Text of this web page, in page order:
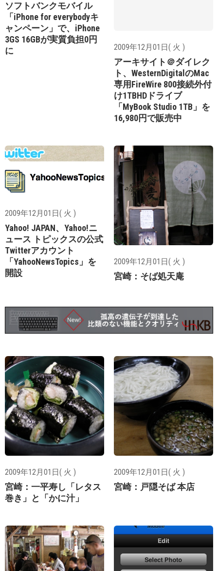
ソフトバンクモバイル
「iPhone for everybodyキ
ャンペーン」で、iPhone
3GS 16GBが実質負担0円
に
2009年12月01日( 火 )
アーキサイト＠ダイレク
ト、WesternDigitalのMac
専用FireWire 800接続外付
け1TBHDドライブ
「MyBook Studio 1TB」を
16,980円で販売中
2009年12月01日( 火 )
Yahoo! JAPAN、Yahoo!ニ
ュース トピックスの公式
Twitterアカウント
「YahooNewsTopics」を
開設
2009年12月01日( 火 )
宮崎：そば処天庵
2009年12月01日( 火 )
宮崎：一平寿し「レタス
巻き」と「かに汁」
2009年12月01日( 火 )
宮崎：戸隠そば 本店